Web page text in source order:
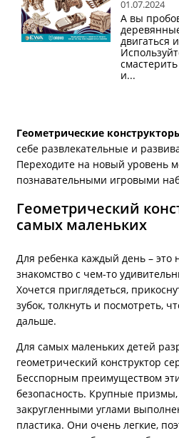
01.07.2024
А вы
двигаться
и...
Геометрические
себе развлекательные и
Переходите на новый уровень
познавательными игровыми
Геометрический
самых маленьких
Для ребенка каждый день – это
знакомство с чем-то
Хочется приглядеться,
зубок, толкнуть и посмотреть,
дальше.
Для самых маленьких детей
геометрический конструктор
Бесспорным преимуществом
безопасность. Крупные
закругленными углами
пластика. Они очень легкие,